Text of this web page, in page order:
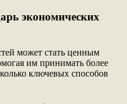
экономических
может стать ценным
им принимать более
ключевых способов